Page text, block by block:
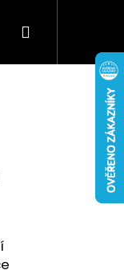
Nákupní